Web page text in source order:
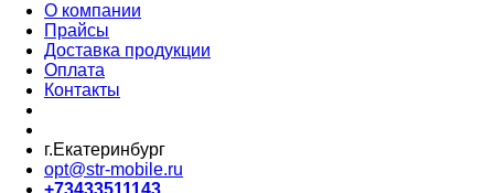
О компании
Прайсы
Доставка продукции
Оплата
Контакты
г.Екатеринбург
opt@str-mobile.ru
+73433511143